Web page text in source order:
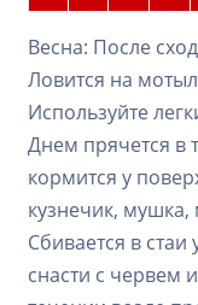
Весна: После
Ловится на
Используйте
Днем прячется в
кормится у
кузнечик,
Сбивается в
снасти с червем